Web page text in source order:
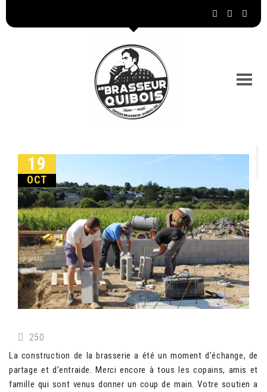
19
OCT
250
La construction de la brasserie a été un moment d’échange, de
partage et d’entraide. Merci encore à tous les copains, amis et
famille qui sont venus donner un coup de main. Votre soutien a